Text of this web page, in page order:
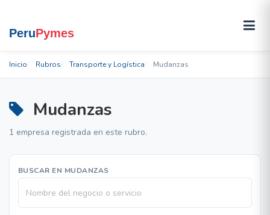
Inicio Rubros Transporte y Logística Mudanzas
Mudanzas
1 empresa registrada en este rubro.
BUSCAR EN MUDANZAS